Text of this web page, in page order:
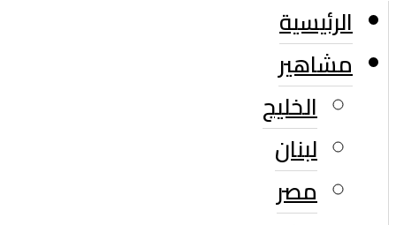
الرئيسية
مشاهير
الخليج
لبنان
مصر